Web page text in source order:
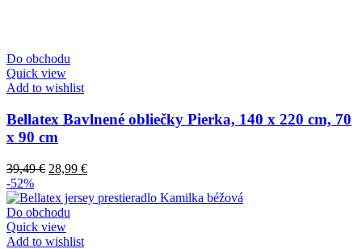
Do obchodu
Quick view
Add to wishlist
Bellatex Bavlnené obliečky Pierka, 140 x 220 cm, 70
x 90 cm
39,49€ 28,99 €
-52%
Do obchodu
Quick view
Add to wishlist